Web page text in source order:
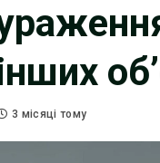
3 місяці тому